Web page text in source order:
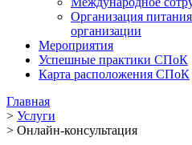
Организация
организации
Мероприятия
Успешные практики СПоК
Карта расположения СПоК
Главная
> Услуги
> Онлайн-консультация